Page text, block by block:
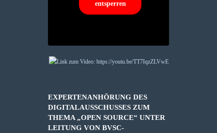
entsperren
EXPERTENANHÖRUNG DES
DIGITALAUSSCHUSSES ZUM
THEMA „OPEN SOURCE“ UNTER
LEITUNG VON BVSC-